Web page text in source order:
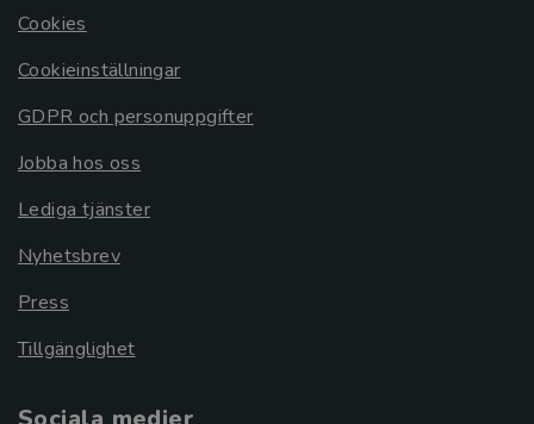
Cookies
Cookieinställningar
GDPR och personuppgifter
Jobba hos oss
Lediga tjänster
Nyhetsbrev
Press
Tillgänglighet